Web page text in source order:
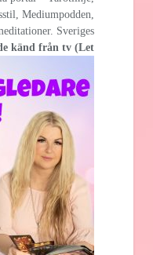
Mediumpodden,
Sveriges
känd från tv (Let